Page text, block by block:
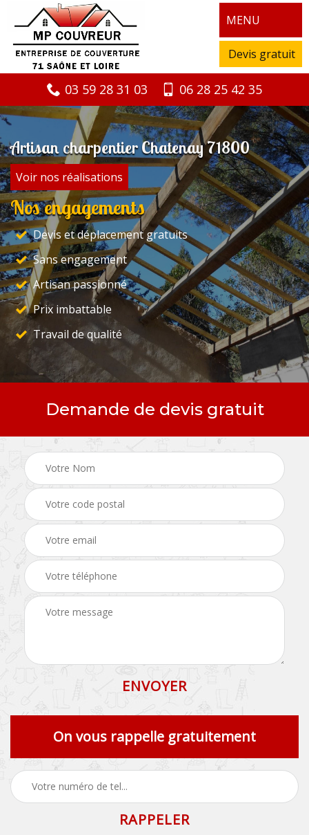
MENU
Devis gratuit
03 59 28 31 03 06 28 25 42 35
Artisan charpentier Chatenay 71800
Voir nos réalisations
Nos engagements
Devis et déplacement gratuits
Sans engagement
Artisan passionné
Prix imbattable
Travail de qualité
Demande de devis gratuit
On vous rappelle gratuitement